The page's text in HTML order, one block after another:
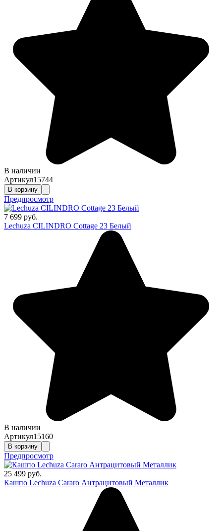
В наличии
Артикул15744
В корзину
Предпросмотр
7 699 руб.
Lechuza CILINDRO Cottage 23 Белый
В наличии
Артикул15160
В корзину
Предпросмотр
25 499 руб.
Кашпо Lechuza Cararo Антрацитовый Металлик